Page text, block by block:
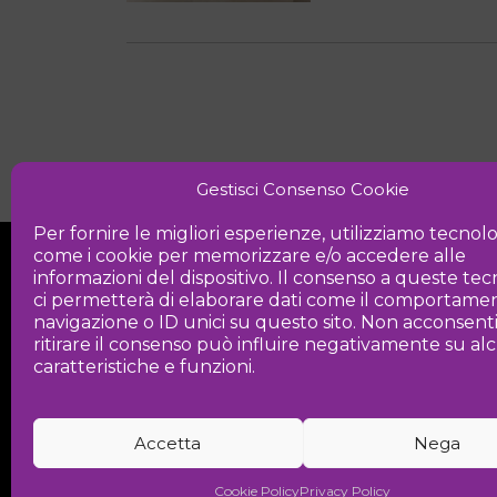
Gestisci Consenso Cookie
Per fornire le migliori esperienze, utilizziamo
come i cookie per memorizzare e/o accedere alle
informazioni del dispositivo. Il consenso a queste
ci permetterà di elaborare dati come il
navigazione o ID unici su questo sito. Non
ritirare il consenso può influire negativamente su
caratteristiche e funzioni.
Accetta Nega
Cookie PolicyPrivacy Policy
Iniziativa
Associazione culturale per la